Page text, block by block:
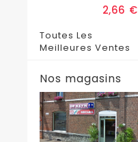
2,66 €
Toutes Les
Meilleures Ventes
Nos magasins